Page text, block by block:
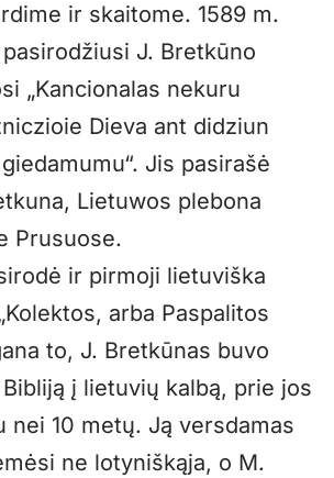
ir skaitome. 1589 m.
J. Bretkūno
„Kancionalas nekuru
Dieva ant didziun
Jis pasirašė
Lietuwos plebona
Prusuose.
ir pirmoji lietuviška
arba Paspalitos
to, J. Bretkūnas buvo
į lietuvių kalbą, prie jos
nei 10 metų. Ją versdamas
ne lotyniškąja, o M.